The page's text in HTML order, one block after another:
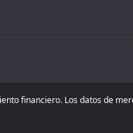
financiero. Los datos de